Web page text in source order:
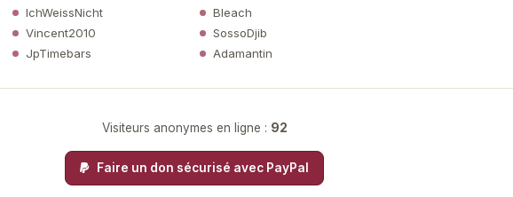
IchWeissNicht
Bleach
Vincent2010
SossoDjib
JpTimebars
Adamantin
Visiteurs anonymes en ligne : 92
Faire un don sécurisé avec PayPal